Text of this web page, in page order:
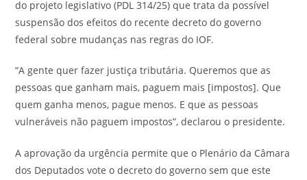
do projeto legislativo (PDL 314/25) que trata da possível
suspensão dos efeitos do recente decreto do governo
federal sobre mudanças nas regras do IOF.
“A gente quer fazer justiça tributária. Queremos que as
pessoas que ganham mais, paguem mais [impostos]. Que
quem ganha menos, pague menos. E que as pessoas
vulneráveis não paguem impostos”, declarou o presidente.
A aprovação da urgência permite que o Plenário da Câmara
dos Deputados vote o decreto do governo sem que este